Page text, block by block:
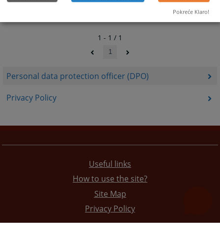
Personal data protection officer (DPO)
Privacy Policy
1 - 1 / 1
1
Useful links
How to use the site?
Site Map
Privacy Policy
Pokreće Klaro!